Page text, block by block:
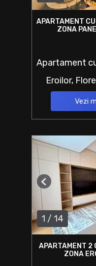
APARTAMENT
ZONA
Apartament
Eroilor,
Vezi
1 / 14
Previous
APARTAMENT 2
ZONA